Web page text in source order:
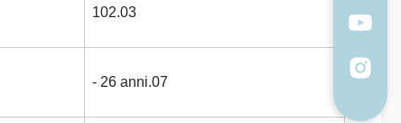
102.03
- 26 anni.07